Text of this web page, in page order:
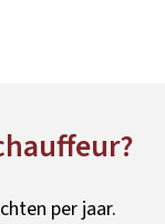
per jaar.